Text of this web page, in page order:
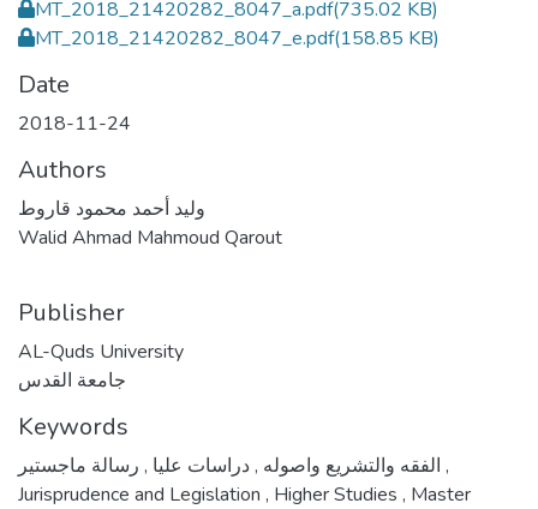
MT_2018_21420282_8047_a.pdf(735.02 KB)
MT_2018_21420282_8047_e.pdf(158.85 KB)
Date
2018-11-24
Authors
وليد أحمد محمود قاروط
Walid Ahmad Mahmoud Qarout
Publisher
AL-Quds University
جامعة القدس
Keywords
الفقه والتشريع واصوله ,دراسات عليا ,
,
Jurisprudence and Legislation , Higher Studies , Master